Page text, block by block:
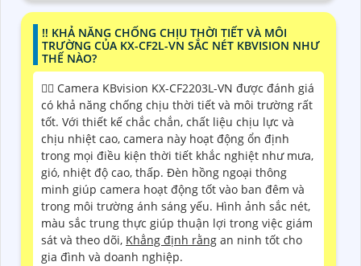
‼️ KHẢ NĂNG CHỐNG CHỊU THỜI TIẾT VÀ MÔI
TRƯỜNG CỦA KX-CF2L-VN SẮC NÉT KBVISION NHƯ
THẾ NÀO?
❤️‍💋‍ Camera KBvision KX-CF2203L-VN được đánh giá
có khả năng chống chịu thời tiết và môi trường rất
tốt. Với thiết kế chắc chắn, chất liệu chịu lực và
chịu nhiệt cao, camera này hoạt động ổn định
trong mọi điều kiện thời tiết khắc nghiệt như mưa,
gió, nhiệt độ cao, thấp. Đèn hồng ngoại thông
minh giúp camera hoạt động tốt vào ban đêm và
trong môi trường ánh sáng yếu. Hình ảnh sắc nét,
màu sắc trung thực giúp thuận lợi trong việc giám
sát và theo dõi, Khẳng định rằng an ninh tốt cho
gia đình và doanh nghiệp.